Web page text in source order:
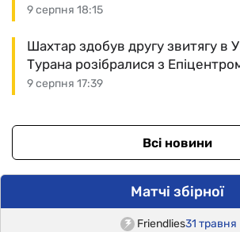
9 серпня 18:15
9 серпня 17:39
Шахтар здобув другу звитягу в
Турана розібралися з
Всі новини
Матчі збірної
Friendlies31 травня